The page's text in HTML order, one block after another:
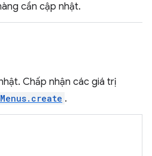
cần cập nhật.
Chấp nhận các giá trị
.